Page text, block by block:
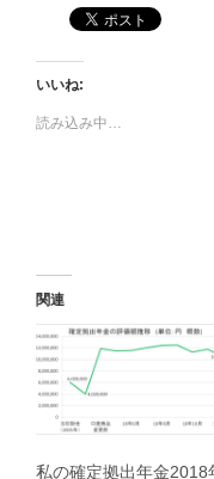
いいね:
読み込み中…
関連
私の確定拠出年金2018